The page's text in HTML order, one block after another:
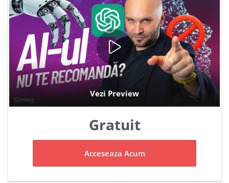
Gratuit
Acceseaza Acum